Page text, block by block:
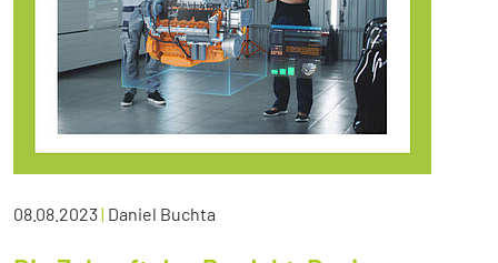
08.08.2023| Daniel Buchta